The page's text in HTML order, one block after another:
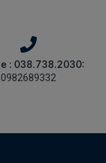
: 038.738.2030:
0982689332